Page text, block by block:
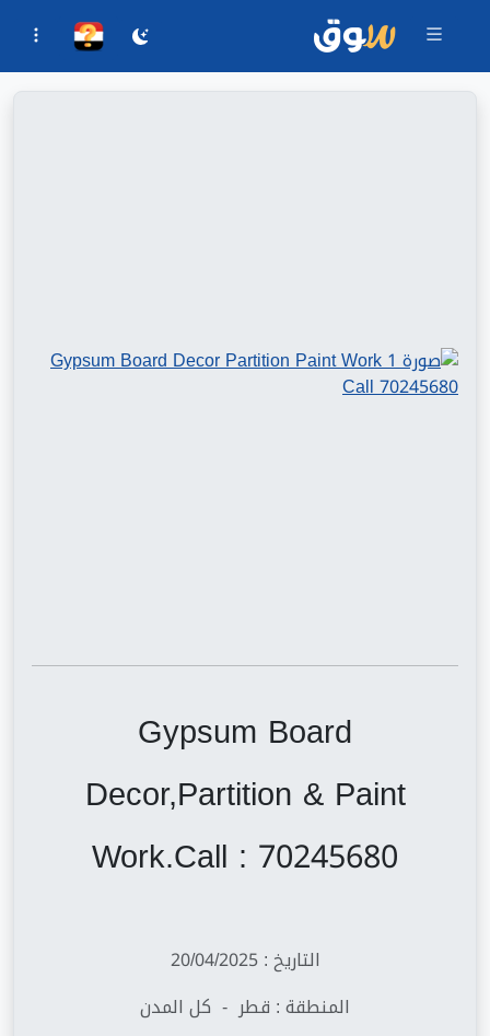
Gypsum Board
Decor,Partition & Paint
Work.Call : 70245680
التاريخ : 20/04/2025
المنطقة : قطر - كل المدن